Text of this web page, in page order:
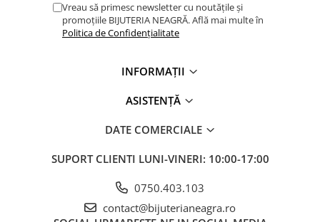
Vreau să primesc newsletter cu noutățile și
promoțiile BIJUTERIA NEAGRĂ. Află mai multe în
Politica de Confidențialitate
INFORMAȚII
ASISTENȚĂ
DATE COMERCIALE
SUPORT CLIENTI LUNI-VINERI: 10:00-17:00
0750.403.103
contact@bijuterianeagra.ro